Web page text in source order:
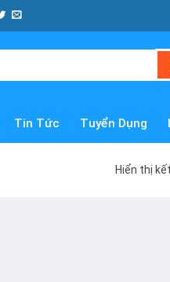
Tin Tức Tuyển Dụng
Hiển thị